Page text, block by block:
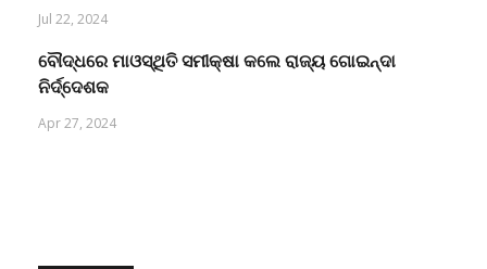
Jul 22, 2024
ବୌଦ୍ଧରେ ମାଓସ୍ଥିତି ସମୀକ୍ଷା କଲେ ରାଜ୍ୟ ଗୋଇନ୍ଦା
ନିର୍ଦ୍ଦେଶକ
Apr 27, 2024